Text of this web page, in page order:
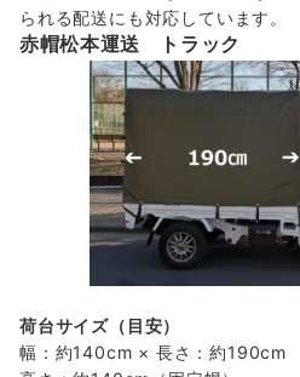
られる配送にも対応しています。
赤帽松本運送 トラック
荷台サイズ（目安）
幅：約140cm × 長さ：約190cm